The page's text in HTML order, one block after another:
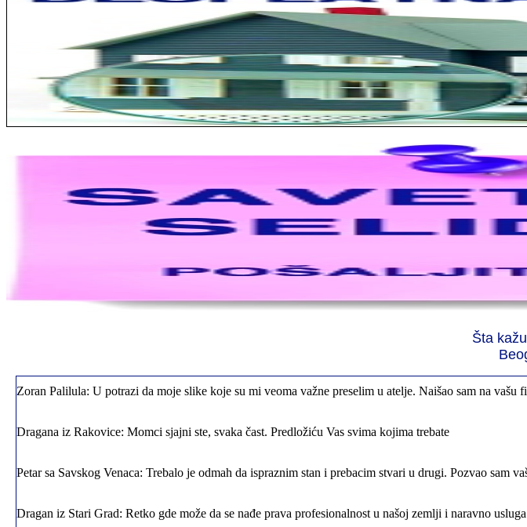
Šta
Milica iz Novog Beograda: Zahvaljujuću vašoj firmi. Istog dana sam preselila sve stvari u moj novi
Zoran Palilula: U potrazi da moje slike koje su mi veoma važne preselim u atelje. Naišao sam na